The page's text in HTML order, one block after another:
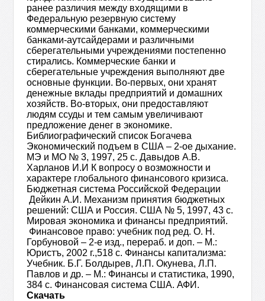
ранее различия между входящими в
Федеральную резервную систему
коммерческими банками, коммерческими
банками-аутсайдерами и различными
сберегательными учреждениями постепенно
стирались. Коммерческие банки и
сберегательные учреждения выполняют две
основные функции. Во-первых, они хранят
денежные вклады предприятий и домашних
хозяйств. Во-вторых, они предоставляют
людям ссуды и тем самым увеличивают
предложение денег в экономике.
Библиографический список Богачева
Экономический подъем в США – 2-ое дыхание.
МЭ и МО № 3, 1997, 25 с. Давыдов А.В.
Харланов И.И К вопросу о возможности и
характере глобального финансового кризиса.
Бюджетная система Российской Федерации
Дейкин А.И. Механизм принятия бюджетных
решений: США и Россия. США № 5, 1997, 43 с.
Мировая экономика и финансы предприятий.
Финансовое право: учебник под ред. О. Н.
Горбуновой – 2-е изд., перераб. и доп. – М.:
Юристъ, 2002 г.,518 с. Финансы капитализма:
Учебник. Б.Г. Болдырев, Л.П. Окунева, Л.П.
Павлов и др. – М.: Финансы и статистика, 1990,
384 с. Финансовая система США. АФИ.
Скачать